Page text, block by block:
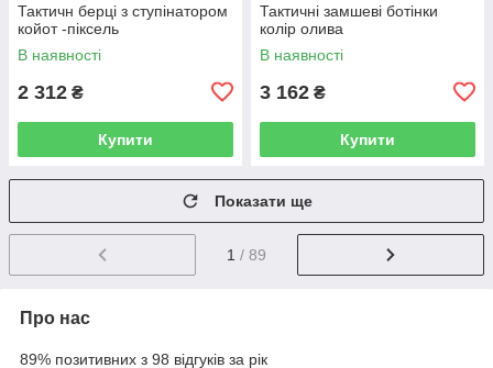
Тактичн берці з ступінатором
койот -піксель
В наявності
2 312 ₴
Купити
Тактичні замшеві ботінки
колір олива
В наявності
3 162 ₴
Купити
Показати ще
1 / 89
Про нас
89% позитивних з 98 відгуків за рік